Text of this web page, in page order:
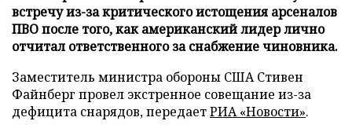
встречу из-за критического истощения арсеналов
ПВО после того, как американский лидер лично
отчитал ответственного за снабжение чиновника.
Заместитель министра обороны США Стивен
Файнберг провел экстренное совещание из-за
дефицита снарядов, передаетРИА «Новости».